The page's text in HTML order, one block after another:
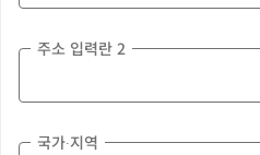
주소 입력란 2
국가∙지역